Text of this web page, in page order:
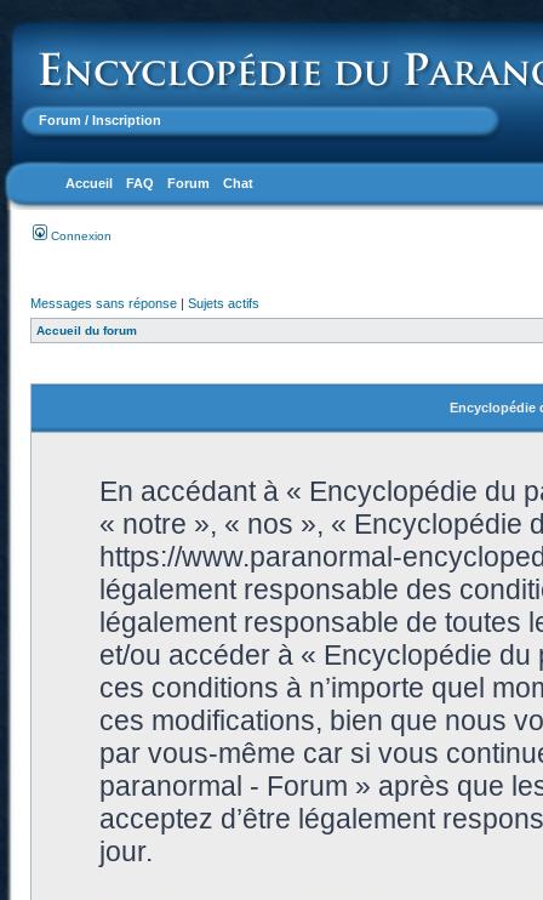
Forum / Inscription
Accueil FAQ Forum Chat
Connexion
Messages sans réponse | Sujets actifs
Accueil du forum
Encyclopédie
En accédant à « Encyclopédie du
« notre », « nos », « Encyclopédie
https://www.paranormal-
légalement responsable des
légalement responsable de toutes
et/ou accéder à « Encyclopédie
ces conditions à n’importe quel
ces modifications, bien que nous
par vous-même car si vous
paranormal - Forum » après que
acceptez d’être légalement
jour.